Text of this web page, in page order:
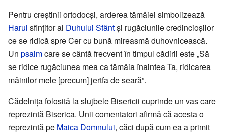
Pentru creștinii ortodocși, arderea tămâiei simbolizează
Harul sfințitor al Duhului Sfântși rugăciunile credincioșilor
ce se ridică spre Cer cu bună mireasmă duhovnicească.
Un psalmcare se cântă frecvent în timpul cădirii este „Să
se ridice rugăciunea mea ca tămâia înaintea Ta, ridicarea
mâinilor mele [precum] jertfa de seară”.
Cădelnița folosită la slujbele Bisericii cuprinde un vas care
reprezintă Biserica. Unii comentatori afirmă că acesta o
reprezintă pe Maica Domnului, căci după cum ea a primit